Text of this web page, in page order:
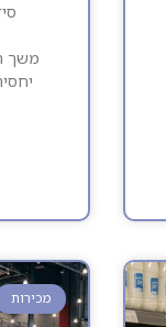
משך
מכירות